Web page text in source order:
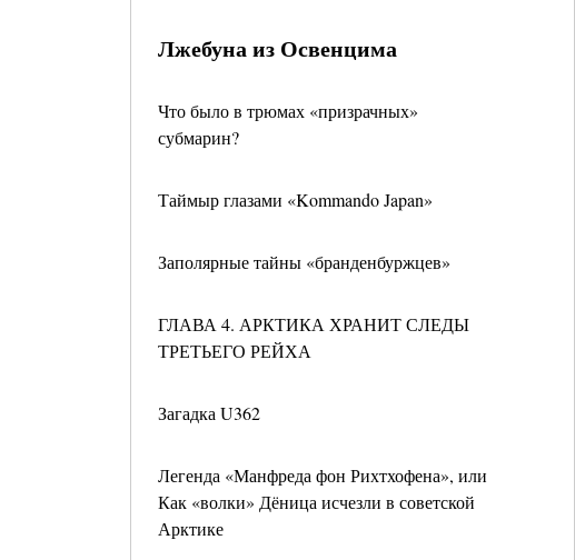
Лжебуна из Освенцима
Что было в трюмах «призрачных»
субмарин?
Таймыр глазами «Kommando Japan»
Заполярные тайны «бранденбуржцев»
ГЛАВА 4. АРКТИКА ХРАНИТ СЛЕДЫ
ТРЕТЬЕГО РЕЙХА
Загадка U362
Легенда «Манфреда фон Рихтхофена», или
Как «волки» Дёница исчезли в советской
Арктике